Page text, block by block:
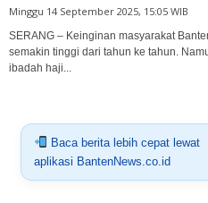
Minggu 14 September 2025, 15:05 WIB
SERANG – Keinginan masyarakat
semakin tinggi dari tahun ke tahun.
ibadah haji...
Baca berita lebih cepat lewat
aplikasi BantenNews.co.id